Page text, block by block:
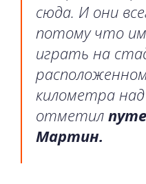
сюда. И они
потому что
играть на
километра
отметил
Мартин.